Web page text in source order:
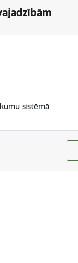
sistēmā